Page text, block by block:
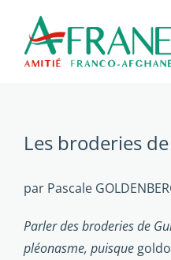
contenu
Les broderies
par Pascale
Parler des broderies de
pléonasme, puisque